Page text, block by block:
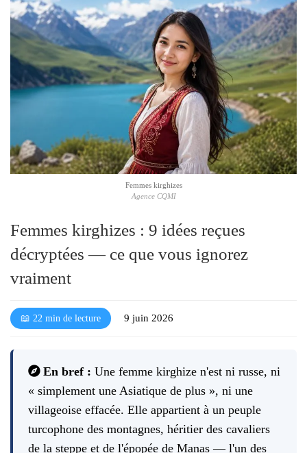
c
h
e
a
r
m
c
l
é
Femmes kirghizes
Agence CQMI
Femmes kirghizes : 9 idées reçues
décryptées — ce que vous ignorez
vraiment
📖 22 min de lecture 9 juin 2026
En bref : Une femme kirghize n'est ni russe, ni
« simplement une Asiatique de plus », ni une
villageoise effacée. Elle appartient à un peuple
turcophone des montagnes, héritier des cavaliers
de la steppe et de l'épopée de Manas — l'un des